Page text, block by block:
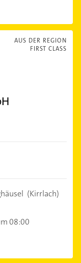
AUS DER REGION
FIRST CLASS
(Kirrlach)
08:00